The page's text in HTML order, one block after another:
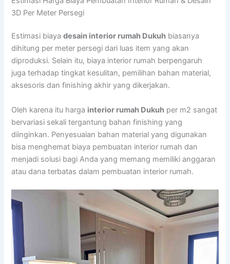
3D Per Meter Persegi
Estimasi biayadesain interior rumah Dukuh biasanya
dihitung per meter persegi dari luas item yang akan
diproduksi. Selain itu, biaya interior rumah berpengaruh
juga terhadap tingkat kesulitan, pemilihan bahan material,
aksesoris dan finishing akhir yang dikerjakan.
Oleh karena itu harga interior rumah Dukuh per m2 sangat
bervariasi sekali tergantung bahan finishing yang
diinginkan. Penyesuaian bahan material yang digunakan
bisa menghemat biaya pembuatan interior rumah dan
menjadi solusi bagi Anda yang memang memiliki anggaran
atau dana terbatas dalam pembuatan interior rumah.